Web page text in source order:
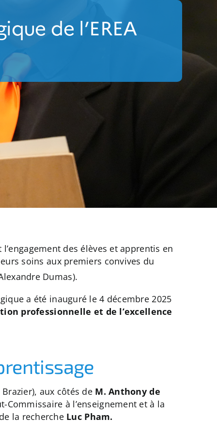
de l’EREA
des élèves et apprentis en
soins aux premiers convives du
Dumas).
a été inauguré le 4 décembre 2025
professionnelle et de l’excellence
Brazier), aux côtés de M. Anthony de
Commissaire à l’enseignement et à la
la recherche Luc Pham.